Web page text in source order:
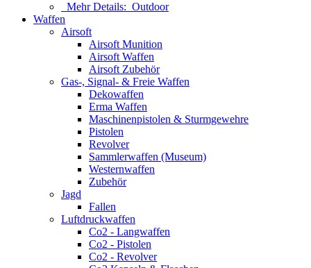
Mehr Details: Outdoor
Waffen
Airsoft
Airsoft Munition
Airsoft Waffen
Airsoft Zubehör
Gas-, Signal- & Freie Waffen
Dekowaffen
Erma Waffen
Maschinenpistolen & Sturmgewehre
Pistolen
Revolver
Sammlerwaffen (Museum)
Westernwaffen
Zubehör
Jagd
Fallen
Luftdruckwaffen
Co2 - Langwaffen
Co2 - Pistolen
Co2 - Revolver